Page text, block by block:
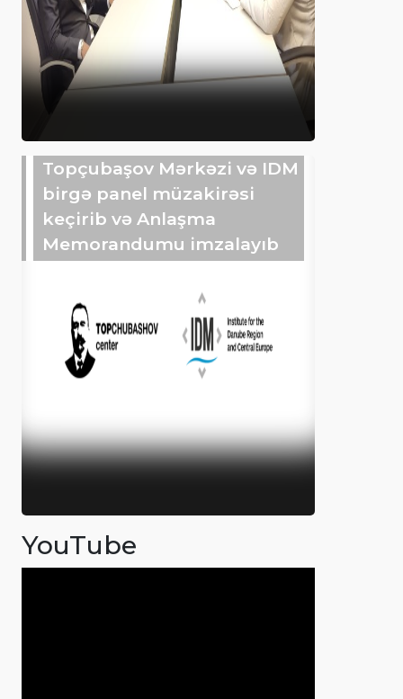
Topçubaşov Mərkəzi və IDM
birgə panel müzakirəsi
keçirib və Anlaşma
Memorandumu imzalayıb
YouTube